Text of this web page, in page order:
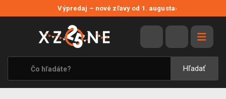
Výpredaj – nové zľavy od 1. augusta›
Hľadať
VÝPREDAJ
VIDEOHRY
XZONE ORIGINALS
TEMATIKY